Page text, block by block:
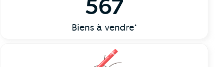
567
Biens à vendre*